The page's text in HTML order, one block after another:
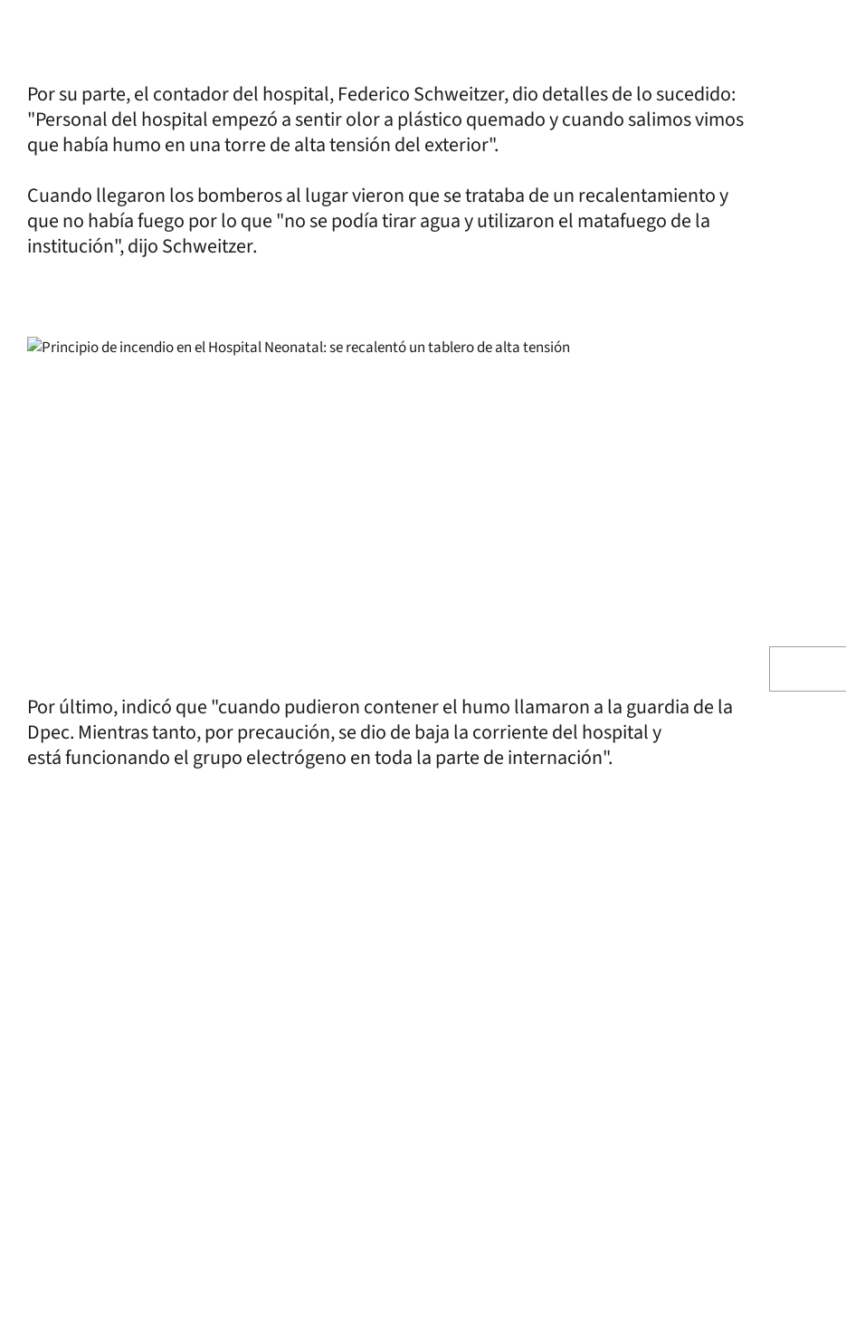
Por su parte, el contador del hospital, Federico Schweitzer, dio detalles de lo sucedido:
"Personal del hospital empezó a sentir olor a plástico quemado y cuando salimos vimos
que había humo en una torre de alta tensión del exterior".
Cuando llegaron los bomberos al lugar vieron que se trataba de un recalentamiento y
que no había fuego por lo que "no se podía tirar agua y utilizaron el matafuego de la
institución", dijo Schweitzer.
Por último, indicó que "cuando pudieron contener el humo llamaron a la guardia de la
Dpec. Mientras tanto, por precaución, se dio de baja la corriente del hospital y
está funcionando el grupo electrógeno en toda la parte de internación".